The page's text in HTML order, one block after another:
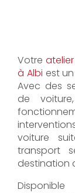
Votre
à Albi est
Avec des
de
voiture
transport
destination